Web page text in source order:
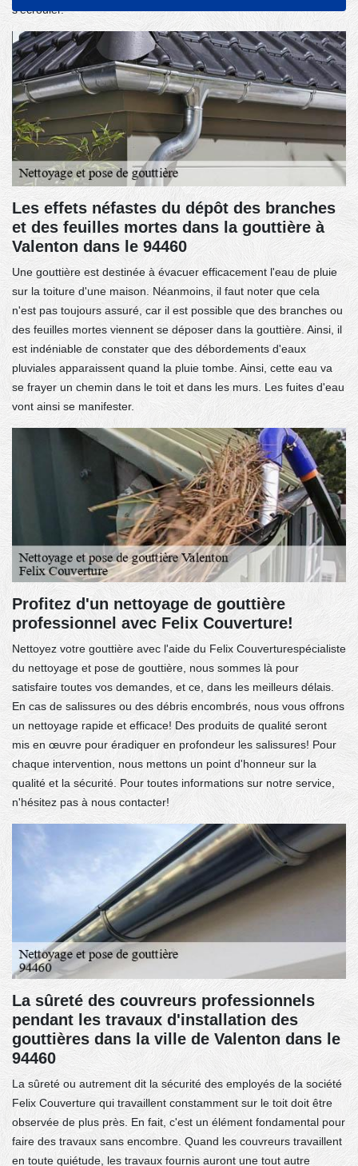
s'écrouler.
Les effets néfastes du dépôt des branches
et des feuilles mortes dans la gouttière à
Valenton dans le 94460
Une gouttière est destinée à évacuer efficacement l'eau de pluie
sur la toiture d'une maison. Néanmoins, il faut noter que cela
n'est pas toujours assuré, car il est possible que des branches ou
des feuilles mortes viennent se déposer dans la gouttière. Ainsi, il
est indéniable de constater que des débordements d'eaux
pluviales apparaissent quand la pluie tombe. Ainsi, cette eau va
se frayer un chemin dans le toit et dans les murs. Les fuites d'eau
vont ainsi se manifester.
Profitez d'un nettoyage de gouttière
professionnel avec Felix Couverture!
Nettoyez votre gouttière avec l'aide du Felix Couverturespécialiste
du nettoyage et pose de gouttière, nous sommes là pour
satisfaire toutes vos demandes, et ce, dans les meilleurs délais.
En cas de salissures ou des débris encombrés, nous vous offrons
un nettoyage rapide et efficace! Des produits de qualité seront
mis en œuvre pour éradiquer en profondeur les salissures! Pour
chaque intervention, nous mettons un point d'honneur sur la
qualité et la sécurité. Pour toutes informations sur notre service,
n'hésitez pas à nous contacter!
La sûreté des couvreurs professionnels
pendant les travaux d'installation des
gouttières dans la ville de Valenton dans le
94460
La sûreté ou autrement dit la sécurité des employés de la société
Felix Couverture qui travaillent constamment sur le toit doit être
observée de plus près. En fait, c'est un élément fondamental pour
faire des travaux sans encombre. Quand les couvreurs travaillent
en toute quiétude, les travaux fournis auront une tout autre